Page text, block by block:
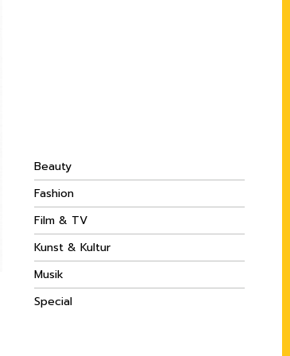
Beauty
Fashion
Film & TV
Kunst & Kultur
Musik
Special